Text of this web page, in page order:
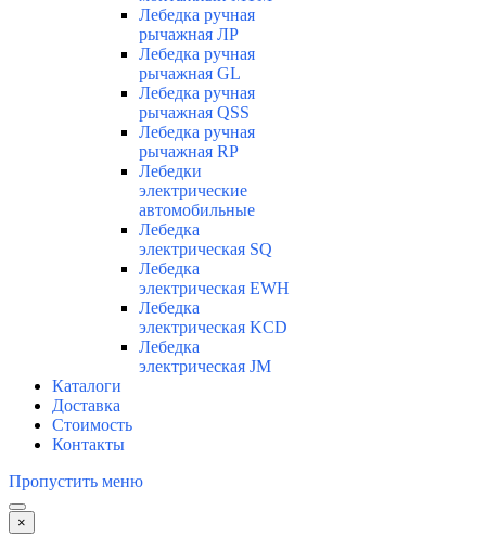
Лебедка ручная
рычажная ЛР
Лебедка ручная
рычажная GL
Лебедка ручная
рычажная QSS
Лебедка ручная
рычажная RP
Лебедки
электрические
автомобильные
Лебедка
электрическая SQ
Лебедка
электрическая EWH
Лебедка
электрическая KCD
Лебедка
электрическая JM
Каталоги
Доставка
Стоимость
Контакты
Пропустить меню
×